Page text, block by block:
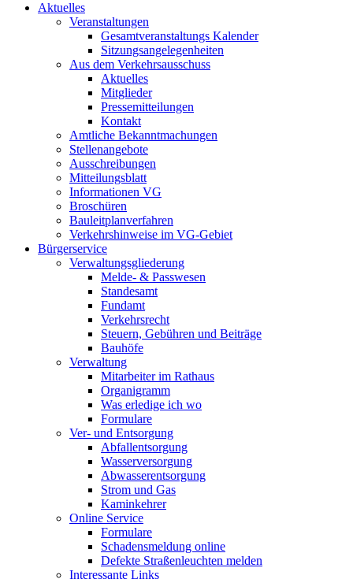
Aktuelles
Veranstaltungen
Gesamtveranstaltungs Kalender
Sitzungsangelegenheiten
Aus dem Verkehrsausschuss
Aktuelles
Mitglieder
Pressemitteilungen
Kontakt
Amtliche Bekanntmachungen
Stellenangebote
Ausschreibungen
Mitteilungsblatt
Informationen VG
Broschüren
Bauleitplanverfahren
Verkehrshinweise im VG-Gebiet
Bürgerservice
Verwaltungsgliederung
Melde- & Passwesen
Standesamt
Fundamt
Verkehrsrecht
Steuern, Gebühren und Beiträge
Bauhöfe
Verwaltung
Mitarbeiter im Rathaus
Organigramm
Was erledige ich wo
Formulare
Ver- und Entsorgung
Abfallentsorgung
Wasserversorgung
Abwasserentsorgung
Strom und Gas
Kaminkehrer
Online Service
Formulare
Schadensmeldung online
Defekte Straßenleuchten melden
Interessante Links